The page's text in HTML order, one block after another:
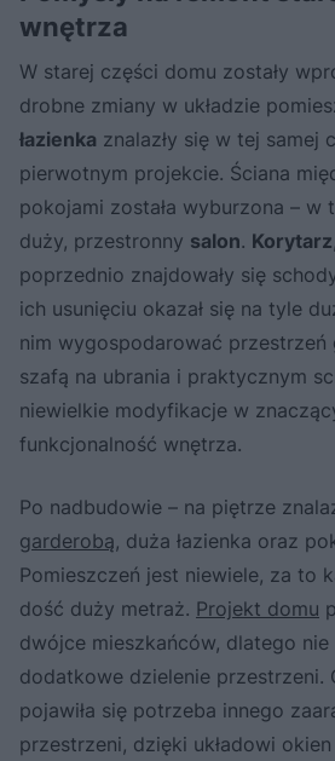
wnętrza
W starej części domu zostały
drobne zmiany w układzie
łazienka znalazły się w tej samej
pierwotnym projekcie. Ściana
pokojami została wyburzona – w
duży, przestronny salon. Korytarz
poprzednio znajdowały się
ich usunięciu okazał się na tyle
nim wygospodarować przestrzeń
szafą na ubrania i praktycznym
niewielkie modyfikacje w
funkcjonalność wnętrza.
Po nadbudowie – na piętrze
garderobą, duża łazienka oraz
Pomieszczeń jest niewiele, za to
dość duży metraż. Projekt domu
dwójce mieszkańców, dlatego nie
dodatkowe dzielenie przestrzeni.
pojawiła się potrzeba innego
przestrzeni, dzięki układowi